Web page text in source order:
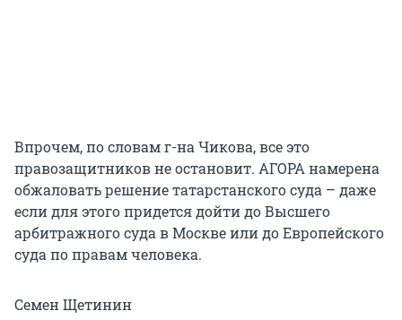
Впрочем, по словам г-на Чикова, все это
правозащитников не остановит. АГОРА намерена
обжаловать решение татарстанского суда – даже
если для этого придется дойти до Высшего
арбитражного суда в Москве или до Европейского
суда по правам человека.
Семен Щетинин